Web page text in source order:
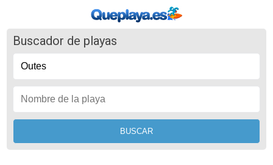
Buscador de playas